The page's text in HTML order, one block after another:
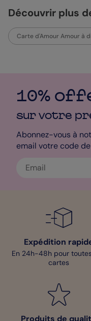
Découvrir plus
Carte d'Amour Amour à
10%
sur votre
Abonnez-vous à
email votre code
Expédition
En 24h-48h pour
cartes
Produits de